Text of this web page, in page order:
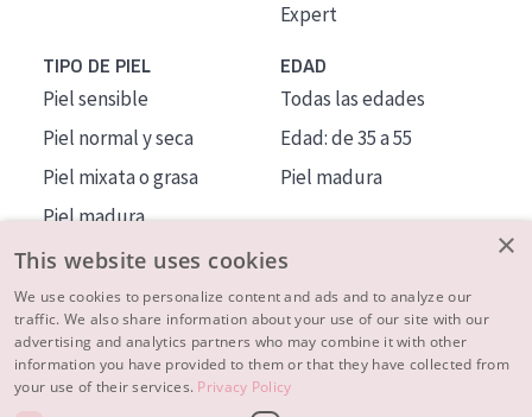
Expert
TIPO DE PIEL
Piel sensible
Piel normal y seca
Piel mixata o grasa
Piel madura
Piel expuesta al sol
Piel menopáusica
EDAD
Todas las edades
Edad: de 35 a 55
Piel madura
MÁS SOBRE NOSOTROS
INSPIRACIÓN
×
This website uses cookies
We use cookies to personalize content and ads and to analyze our
traffic. We also share information about your use of our site with our
advertising and analytics partners who may combine it with other
information you have provided to them or that they have collected from
your use of their services. Privacy Policy